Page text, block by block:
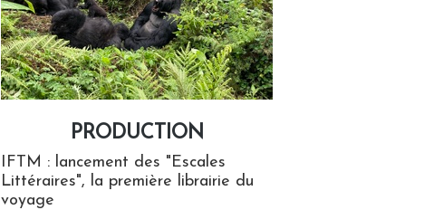
PRODUCTION
IFTM : lancement des "Escales
Littéraires", la première librairie du
voyage